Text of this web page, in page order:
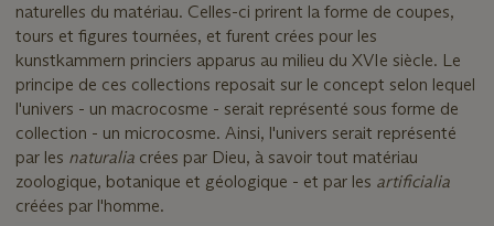
naturelles du matériau. Celles-ci prirent la forme de coupes,
tours et figures tournées, et furent crées pour les
kunstkammern princiers apparus au milieu du XVIe siècle. Le
principe de ces collections reposait sur le concept selon lequel
l'univers - un macrocosme - serait représenté sous forme de
collection - un microcosme. Ainsi, l'univers serait représenté
par les naturalia crées par Dieu, à savoir tout matériau
zoologique, botanique et géologique - et par les artificialia
créées par l'homme.